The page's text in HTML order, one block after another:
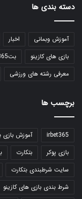
دسته بندی ها
آموزش وبمانی اخبار
بازی های کازینو
بت365
معرفی رشته های ورزشی
برچسب ها
irbet365 آموزش
بازی پوکر
بتکارت
سایت شرطبندی بتکارت
شرط بندی بازی های کازینو